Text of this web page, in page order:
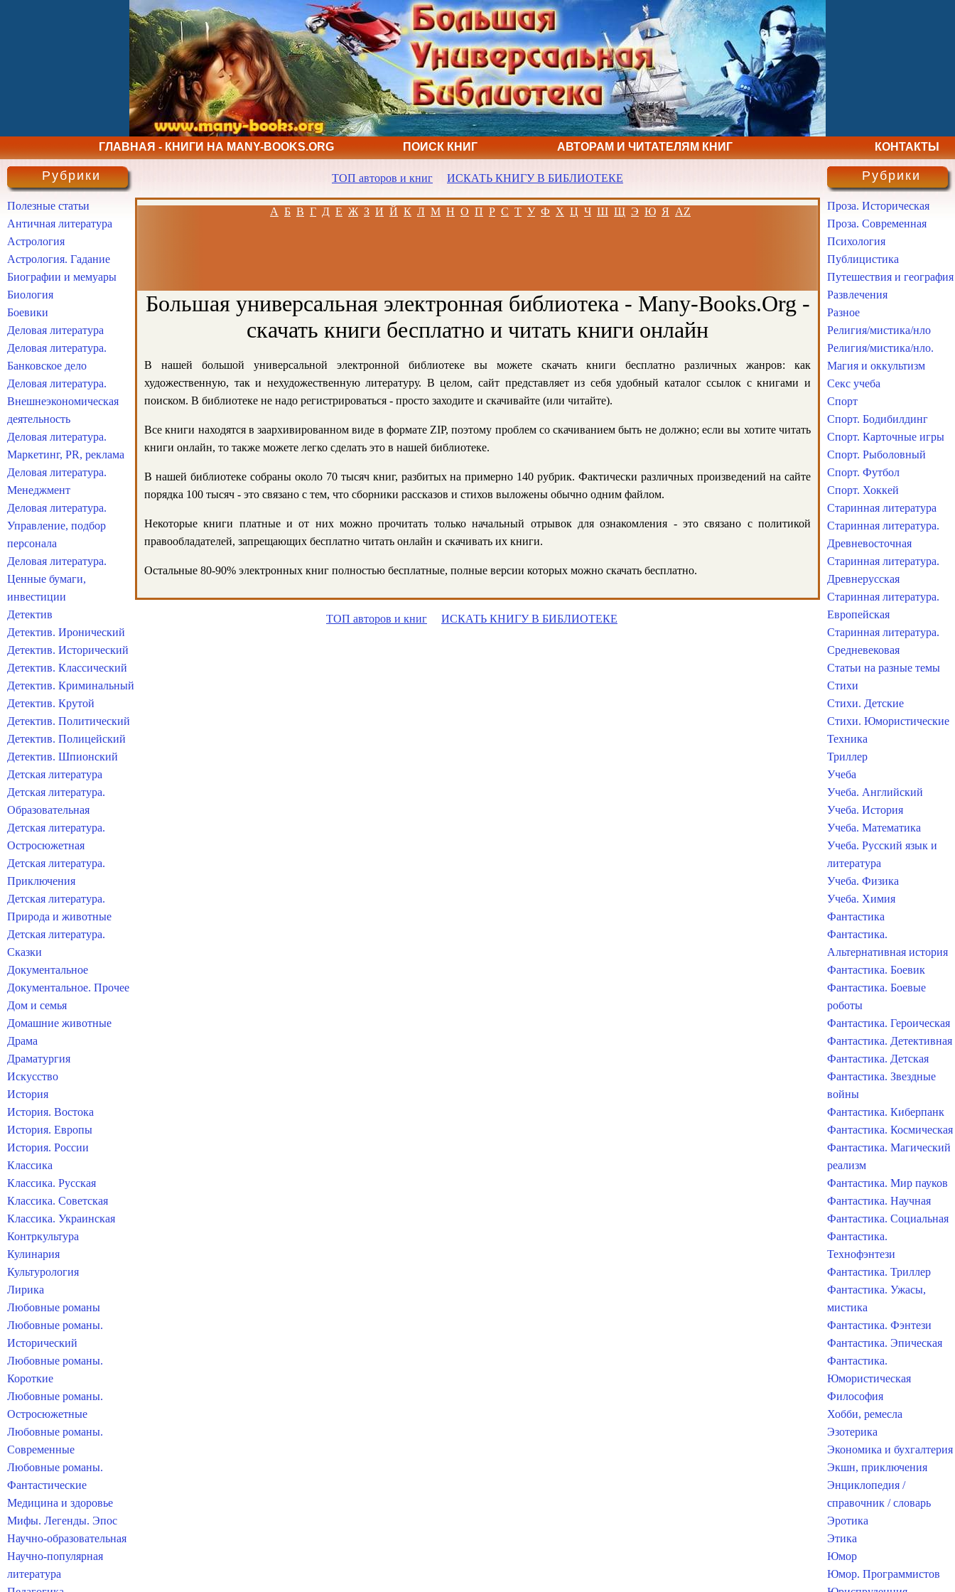
ГЛАВНАЯ - КНИГИ НА MANY-BOOKS.ORG ПОИСК КНИГ АВТОРАМ И ЧИТАТЕЛЯМ КНИГ КОНТАКТЫ
ТОП авторов и книг ИСКАТЬ КНИГУ В БИБЛИОТЕКЕ
А Б В Г Д Е Ж З И Й К Л М Н О П Р С Т У Ф Х Ц Ч Ш Щ Э Ю Я AZ
Большая универсальная электронная библиотека - Many-Books.Org -
скачать книги бесплатно и читать книги онлайн
В нашей большой универсальной электронной библиотеке вы можете скачать книги бесплатно различных жанров: как
художественную, так и нехудожественную литературу. В целом, сайт представляет из себя удобный каталог ссылок с книгами и
поиском. В библиотеке не надо регистрироваться - просто заходите и скачивайте (или читайте).
Все книги находятся в заархивированном виде в формате ZIP, поэтому проблем со скачиванием быть не должно; если вы хотите читать
книги онлайн, то также можете легко сделать это в нашей библиотеке.
В нашей библиотеке собраны около 70 тысяч книг, разбитых на примерно 140 рубрик. Фактически различных произведений на сайте
порядка 100 тысяч - это связано с тем, что сборники рассказов и стихов выложены обычно одним файлом.
Некоторые книги платные и от них можно прочитать только начальный отрывок для ознакомления - это связано с политикой
правообладателей, запрещающих бесплатно читать онлайн и скачивать их книги.
Остальные 80-90% электронных книг полностью бесплатные, полные версии которых можно скачать бесплатно.
ТОП авторов и книг ИСКАТЬ КНИГУ В БИБЛИОТЕКЕ
Рубрики
Полезные статьи
Античная литература
Астрология
Астрология. Гадание
Биографии и мемуары
Биология
Боевики
Деловая литература
Деловая литература.
Банковское дело
Деловая литература.
Внешнеэкономическая
деятельность
Деловая литература.
Маркетинг, PR, реклама
Деловая литература.
Менеджмент
Деловая литература.
Управление, подбор
персонала
Деловая литература.
Ценные бумаги,
инвестиции
Детектив
Детектив. Иронический
Детектив. Исторический
Детектив. Классический
Детектив. Криминальный
Детектив. Крутой
Детектив. Политический
Детектив. Полицейский
Детектив. Шпионский
Детская литература
Детская литература.
Образовательная
Детская литература.
Остросюжетная
Детская литература.
Приключения
Детская литература.
Природа и животные
Детская литература.
Сказки
Документальное
Документальное. Прочее
Дом и семья
Домашние животные
Драма
Драматургия
Искусство
История
История. Востока
История. Европы
История. России
Классика
Классика. Русская
Классика. Советская
Классика. Украинская
Контркультура
Кулинария
Культурология
Лирика
Любовные романы
Любовные романы.
Исторический
Любовные романы.
Короткие
Любовные романы.
Остросюжетные
Любовные романы.
Современные
Любовные романы.
Фантастические
Медицина и здоровье
Мифы. Легенды. Эпос
Научно-образовательная
Научно-популярная
литература
Рубрики
Проза. Историческая
Проза. Современная
Психология
Публицистика
Путешествия и география
Развлечения
Разное
Религия/мистика/нло
Религия/мистика/нло.
Магия и оккультизм
Секс учеба
Спорт
Спорт. Бодибилдинг
Спорт. Карточные игры
Спорт. Рыболовный
Спорт. Футбол
Спорт. Хоккей
Старинная литература
Старинная литература.
Древневосточная
Старинная литература.
Древнерусская
Старинная литература.
Европейская
Старинная литература.
Средневековая
Статьи на разные темы
Стихи
Стихи. Детские
Стихи. Юмористические
Техника
Триллер
Учеба
Учеба. Английский
Учеба. История
Учеба. Математика
Учеба. Русский язык и
литература
Учеба. Физика
Учеба. Химия
Фантастика
Фантастика.
Альтернативная история
Фантастика. Боевик
Фантастика. Боевые
роботы
Фантастика. Героическая
Фантастика. Детективная
Фантастика. Детская
Фантастика. Звездные
войны
Фантастика. Киберпанк
Фантастика. Космическая
Фантастика. Магический
реализм
Фантастика. Мир пауков
Фантастика. Научная
Фантастика. Социальная
Фантастика.
Технофэнтези
Фантастика. Триллер
Фантастика. Ужасы,
мистика
Фантастика. Фэнтези
Фантастика. Эпическая
Фантастика.
Юмористическая
Философия
Хобби, ремесла
Эзотерика
Экономика и бухгалтерия
Экшн, приключения
Энциклопедия /
справочник / словарь
Эротика
Этика
Юмор
Юмор. Программистов